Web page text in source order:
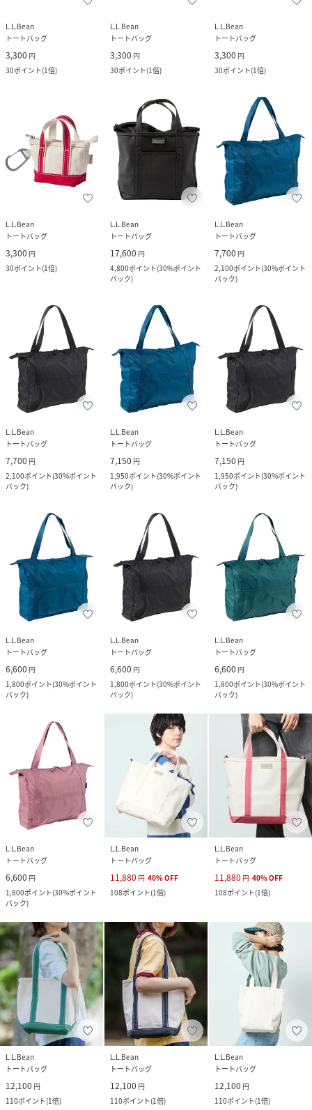
L.L.Bean
トートバッグ
3,300 円
30ポイント(1倍)
L.L.Bean
トートバッグ
3,300 円
30ポイント(1倍)
L.L.Bean
トートバッグ
3,300 円
30ポイント(1倍)
L.L.Bean
トートバッグ
3,300 円
30ポイント(1倍)
L.L.Bean
トートバッグ
17,600 円
4,800ポイント(30%ポイント
バック)
L.L.Bean
トートバッグ
7,700 円
2,100ポイント(30%ポイント
バック)
L.L.Bean
トートバッグ
7,700 円
2,100ポイント(30%ポイント
バック)
L.L.Bean
トートバッグ
7,150 円
1,950ポイント(30%ポイント
バック)
L.L.Bean
トートバッグ
7,150 円
1,950ポイント(30%ポイント
バック)
L.L.Bean
トートバッグ
6,600 円
1,800ポイント(30%ポイント
バック)
L.L.Bean
トートバッグ
6,600 円
1,800ポイント(30%ポイント
バック)
L.L.Bean
トートバッグ
6,600 円
1,800ポイント(30%ポイント
バック)
L.L.Bean
トートバッグ
6,600 円
1,800ポイント(30%ポイント
バック)
L.L.Bean
トートバッグ
11,880 円 40%OFF
108ポイント(1倍)
L.L.Bean
トートバッグ
11,880 円 40%OFF
108ポイント(1倍)
L.L.Bean
トートバッグ
12,100 円
110ポイント(1倍)
L.L.Bean
トートバッグ
12,100 円
110ポイント(1倍)
L.L.Bean
トートバッグ
12,100 円
110ポイント(1倍)